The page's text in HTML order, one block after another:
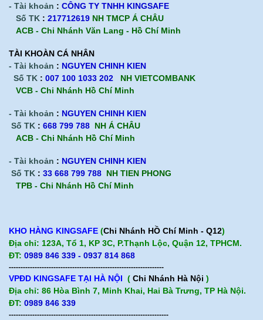
- Tài khoản : CÔNG TY TNHH KINGSAFE
Số TK : 217712619 NH TMCP Á CHÂU
ACB - Chi Nhánh Văn Lang - Hồ Chí Minh
TÀI KHOÀN CÁ NHÂN
- Tài khoản : NGUYEN CHINH KIEN
Số TK : 007 100 1033 202
NH VIETCOMBANK
VCB - Chi Nhánh Hồ Chí Minh
- Tài khoản : NGUYEN CHINH KIEN
Số TK : 668 799 788 NH Á CHÂU
ACB - Chi Nhánh Hồ Chí Minh
- Tài khoản : NGUYEN CHINH KIEN
Số TK : 33 668 799 788 NH TIEN PHONG
TPB - Chi Nhánh Hồ Chí Minh
KHO HÀNG KINGSAFE (Chi Nhánh HỒ Chí Minh - Q12)
Địa chỉ: 123A, Tổ 1, KP 3C, P.Thạnh Lộc, Quận 12, TPHCM.
ĐT: 0989 846 339 - 0937 814 868
------------------------------------------------------------------
VPĐD KINGSAFE TẠI HÀ NỘI ( Chi Nhánh Hà Nội )
Địa chỉ: 86 Hòa Bình 7, Minh Khai, Hai Bà Trưng, TP Hà Nội.
ĐT: 0989 846 339
--------------------------------------------------------------------